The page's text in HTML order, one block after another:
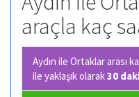
araçla kaç
Aydın ile Ortaklar arası
ile yaklaşık olarak30